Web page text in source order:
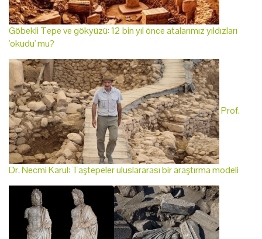
Göbekli Tepe ve gökyüzü: 12 bin yıl önce atalarımız yıldızları
'okudu' mu?
Prof.
Dr. Necmi Karul: Taştepeler uluslararası bir araştırma modeli